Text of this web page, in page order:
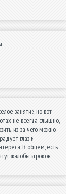
занятие, но вот
не всегда слышно,
из-за чего можно
глаз и
В общем, есть
жалобы игроков.